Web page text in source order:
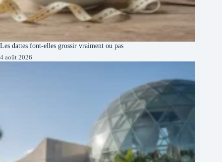
Les dattes font-elles grossir vraiment ou pas
4 août 2026